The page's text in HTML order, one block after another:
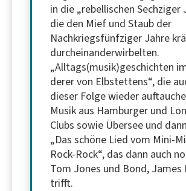
in die „rebellischen Sechziger
die den Mief und Staub der
Nachkriegsfünfziger Jahre
durcheinanderwirbelten.
„Alltags(musik)geschichten
derer von Elbstettens“, die
dieser Folge wieder
Musik aus Hamburger und
Clubs sowie Übersee und
„Das schöne Lied vom Mini-
Rock-Rock“, das dann auch
Tom Jones und Bond, James
trifft.